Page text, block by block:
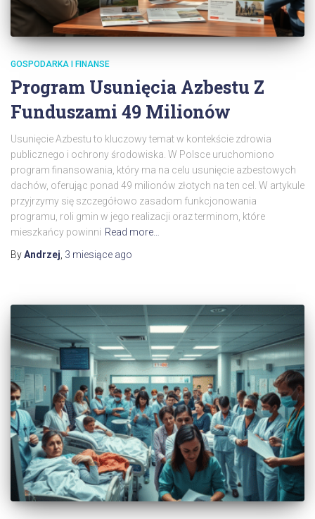
GOSPODARKA I FINANSE
Program Usunięcia Azbestu Z
Funduszami 49 Milionów
Usunięcie Azbestu to kluczowy temat w kontekście zdrowia
publicznego i ochrony środowiska. W Polsce uruchomiono
program finansowania, który ma na celu usunięcie azbestowych
dachów, oferując ponad 49 milionów złotych na ten cel. W artykule
przyjrzymy się szczegółowo zasadom funkcjonowania
programu, roli gmin w jego realizacji oraz terminom, które
mieszkańcy powinni Read more…
ByAndrzej, 3 miesiące ago